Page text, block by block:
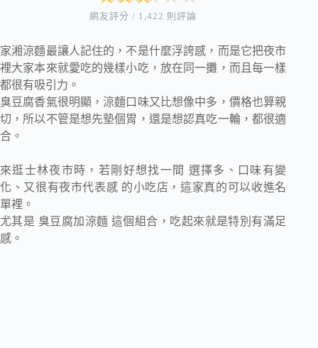
網友評分 / 1,422 則評論
家湘涼麵最讓人記住的，不是什麼浮誇感，而是它把夜市
裡大家本來就愛吃的幾樣小吃，放在同一攤，而且每一樣
都很有吸引力。
臭豆腐香氣很明顯，涼麵口味又比想像中多，價格也算親
切，所以不管是想先墊個胃，還是想認真吃一輪，都很適
合。
來逛士林夜市時，若剛好想找一間 選擇多、口味有變
化、又很有夜市代表感 的小吃店，這家真的可以收進名
單裡。
尤其是 臭豆腐加涼麵 這個組合，吃起來就是特別有滿足
感。